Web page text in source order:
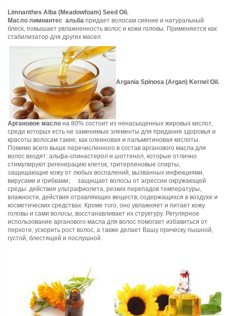
Limnanthes Alba (Meadowfoam) Seed Oil.
Масло лимнантес альба придает волосам сияние и натуральный
блеск, повышает увлажненность волос и кожи головы. Применяется как
стабилизатор для других масел
Argania Spinosa (Argan) Kernel Oil.
Аргановое масло на 80% состоит из ненасыщенных жировых кислот,
среди которых есть не заменимые элементы для придания здоровья и
красоты волосам такие, как олеиновая и пальмитиновая кислоты.
Помимо всего выше перечисленного в состав арганового масла для
волос входят: альфа-спинастерол и шоттенол, которые отлично
стимулируют регенерацию клеток, тритерпеновые спирты,
защищающие кожу от любых воспалений, вызванных инфекциями,
вирусами и грибками; защищает волосы от агрессии окружающей
среды: действия ультрафиолета, резких перепадов температуры,
влажности, действия отравляющих веществ, содержащихся в воздухе и
косметических средствах. Кроме того, оно увлажняет и питает кожу
головы и сами волосы, восстанавливает их структуру. Регулярное
использование арганового масла для волос помогает избавиться от
перхоти, ускорить рост волос, а также делает Вашу прическу пышной,
густой, блестящей и послушной.